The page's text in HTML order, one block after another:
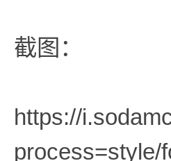
截图：
https://
process=style/